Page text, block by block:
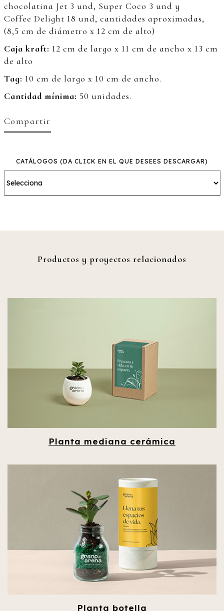
chocolatina Jet 3 und, Super Coco 3 und y
Coffee Delight 18 und, cantidades aproximadas,
(8,5 cm de diámetro x 12 cm de alto)
Caja kraft: 12 cm de largo x 11 cm de ancho x 13 cm
de alto
Tag: 10 cm de largo x 10 cm de ancho.
Cantidad mínima: 50 unidades.
Compartir
CATÁLOGOS (DA CLICK EN EL QUE DESEES DESCARGAR)
Productos y proyectos relacionados
Planta mediana cerámica
Planta botella